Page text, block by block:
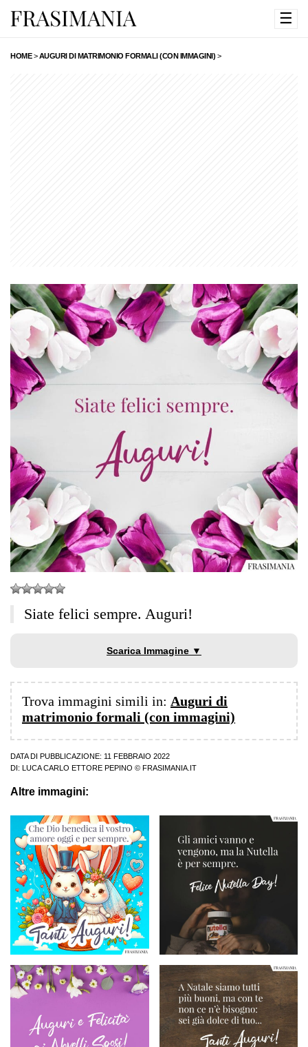
☰
HOME>AUGURI DI MATRIMONIO FORMALI (CON IMMAGINI) >
Siate felici sempre. Auguri!
Scarica Immagine ▼
Trova immagini simili in: Auguri di
matrimonio formali (con immagini)
DATA DI PUBBLICAZIONE: 11 FEBBRAIO 2022
DI:
LUCA CARLO ETTORE PEPINO © FRASIMANIA.IT
Altre immagini: